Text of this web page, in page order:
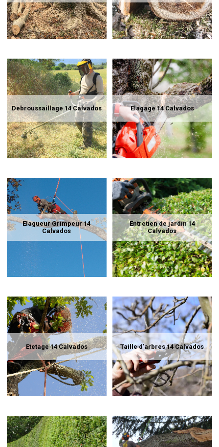
Debroussaillage 14 Calvados Elagage 14 Calvados
Elagueur Grimpeur 14
Calvados
Entretien de jardin 14
Calvados
Etetage 14 Calvados Taille d'arbres 14 Calvados